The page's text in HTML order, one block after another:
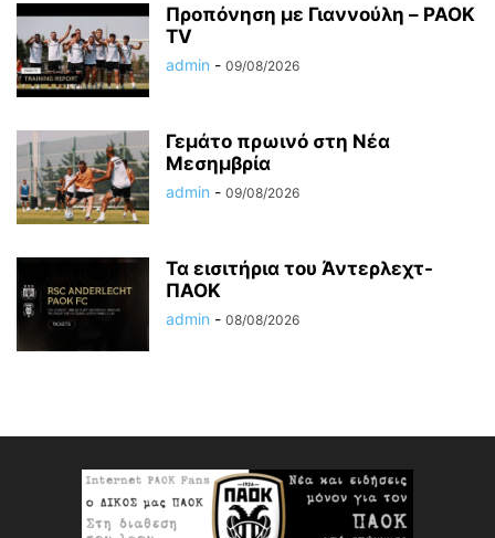
Προπόνηση με Γιαννούλη – PAOK
TV
admin - 09/08/2026
Γεμάτο πρωινό στη Νέα
Μεσημβρία
admin - 09/08/2026
Τα εισιτήρια του Άντερλεχτ-
ΠΑΟΚ
admin - 08/08/2026